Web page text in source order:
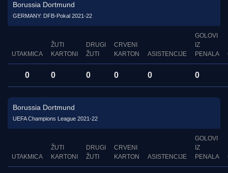
Borussia Dortmund
GERMANY: DFB-Pokal 2021-22
UTAKMICA
ŽUTI
KARTONI
DRUGI
ŽUTI
CRVENI
KARTON
ASISTENCIJE
GOLOVI
IZ
PENALA
0 0 0 0 0 0
Borussia Dortmund
UEFA Champions League 2021-22
UTAKMICA
ŽUTI
KARTONI
DRUGI
ŽUTI
CRVENI
KARTON
ASISTENCIJE
GOLOVI
IZ
PENALA